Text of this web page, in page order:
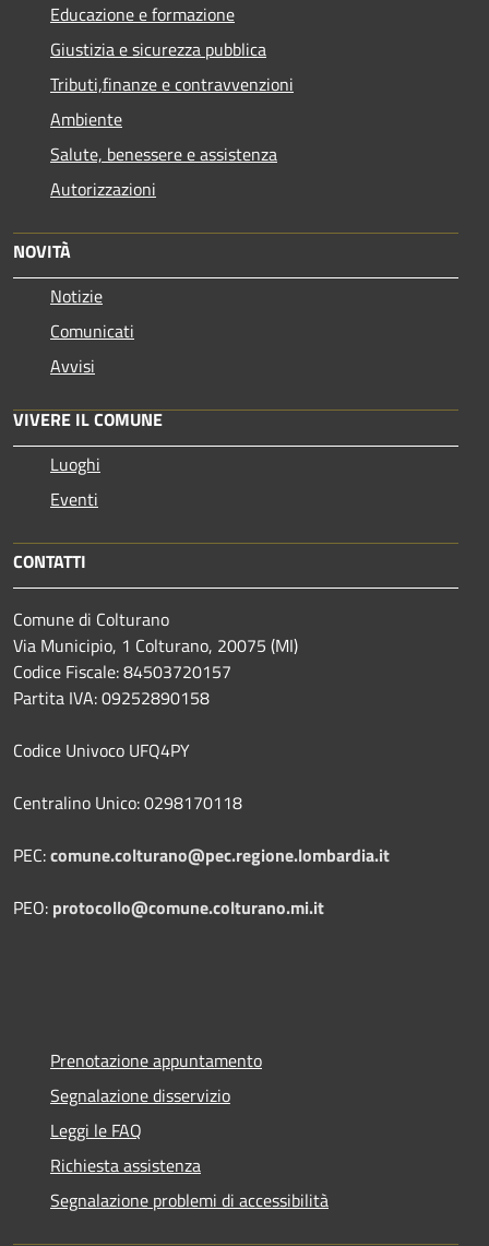
Educazione e formazione
Giustizia e sicurezza pubblica
Tributi,finanze e contravvenzioni
Ambiente
Salute, benessere e assistenza
Autorizzazioni
NOVITÀ
Notizie
Comunicati
Avvisi
VIVERE IL COMUNE
Luoghi
Eventi
CONTATTI
Comune di Colturano
Via Municipio, 1 Colturano, 20075 (MI)
Codice Fiscale: 84503720157
Partita IVA: 09252890158
Codice Univoco UFQ4PY
Centralino Unico: 0298170118
PEC:comune.colturano@pec.regione.lombardia.it
PEO: protocollo@comune.colturano.mi.it
Prenotazione appuntamento
Segnalazione disservizio
Leggi le FAQ
Richiesta assistenza
Segnalazione problemi di accessibilità